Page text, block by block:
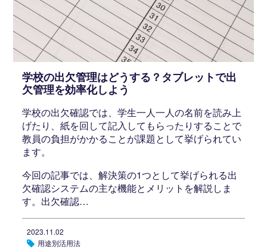
学校の出欠管理はどうする？タブレットで出
欠管理を効率化しよう
学校の出欠確認では、学生一人一人の名前を読み上
げたり、紙を回して記入してもらったりすることで
教員の負担がかかることが課題として挙げられてい
ます。
今回の記事では、解決策の1つとして挙げられる出
欠確認システムの主な機能とメリットを解説しま
す。出欠確認…
2023.11.02
用途別活用法